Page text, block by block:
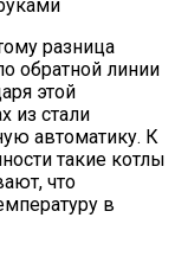
разница
обратной линии
этой
из стали
автоматику. К
такие котлы
что
в